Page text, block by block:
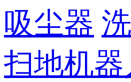
吸尘器
扫地机器